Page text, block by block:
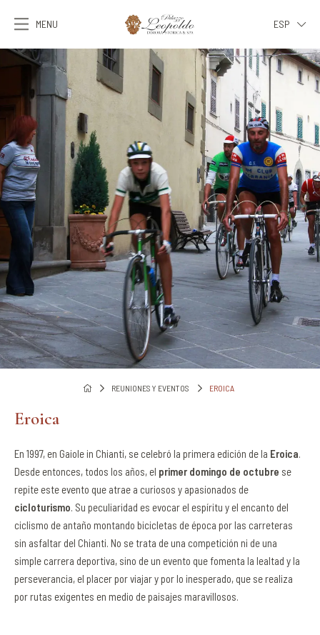
MENU
ESP
ENG
ESP
REUNIONES Y EVENTOS EROICA
Eroica
En 1997, en Gaiole in Chianti, se celebró la primera edición de la Eroica.
Desde entonces, todos los años, el primer domingo de octubre se
repite este evento que atrae a curiosos y apasionados de
cicloturismo. Su peculiaridad es evocar el espíritu y el encanto del
ciclismo de antaño montando bicicletas de época por las carreteras
sin asfaltar del Chianti. No se trata de una competición ni de una
simple carrera deportiva, sino de un evento que fomenta la lealtad y la
perseverancia, el placer por viajar y por lo inesperado, que se realiza
por rutas exigentes en medio de paisajes maravillosos.